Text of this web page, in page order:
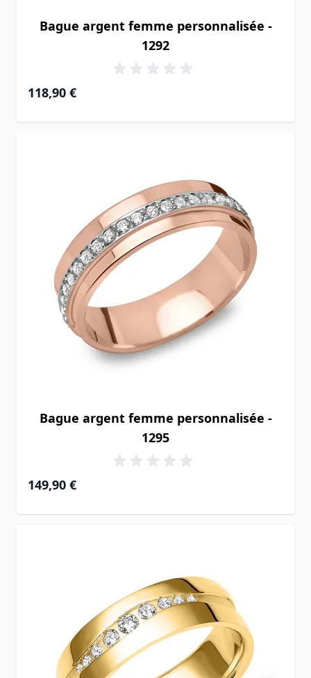
Bague argent femme personnalisée -
1292
118,90 €
Bague argent femme personnalisée -
1295
149,90 €